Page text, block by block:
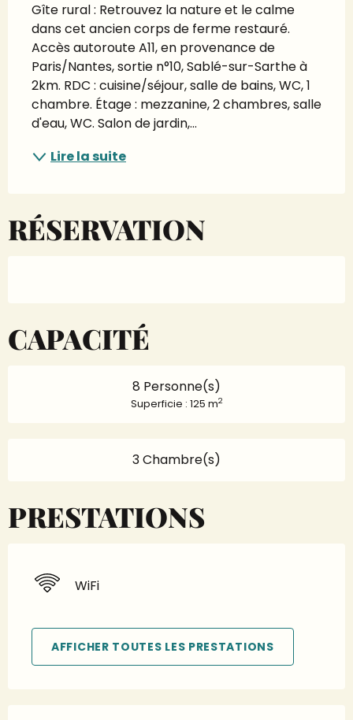
Gîte rural : Retrouvez la nature et le calme
dans cet ancien corps de ferme restauré.
Accès autoroute A11, en provenance de
Paris/Nantes, sortie n°10, Sablé-sur-Sarthe à
2km. RDC : cuisine/séjour, salle de bains, WC, 1
chambre. Étage : mezzanine, 2 chambres, salle
d'eau, WC. Salon de jardin,...
Lire la suite
RÉSERVATION
CAPACITÉ
8 Personne(s)
Superficie : 125 m2
3 Chambre(s)
PRESTATIONS
WiFi
AFFICHER TOUTES LES PRESTATIONS